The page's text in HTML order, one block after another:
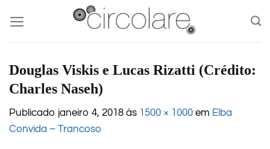
content
Douglas Viskis e Lucas Rizatti (Crédito:
Charles Naseh)
Publicado janeiro 4, 2018 às 1500 × 1000 em Elba
Convida – Trancoso